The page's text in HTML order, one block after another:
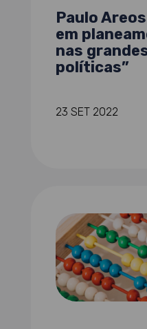
Paulo
em
nas
políticas”
23 SET 2022